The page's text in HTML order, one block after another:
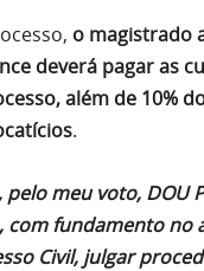
o magistrado
deverá pagar as
além de 10%
.
meu voto, DOU
com fundamento no
Civil, julgar